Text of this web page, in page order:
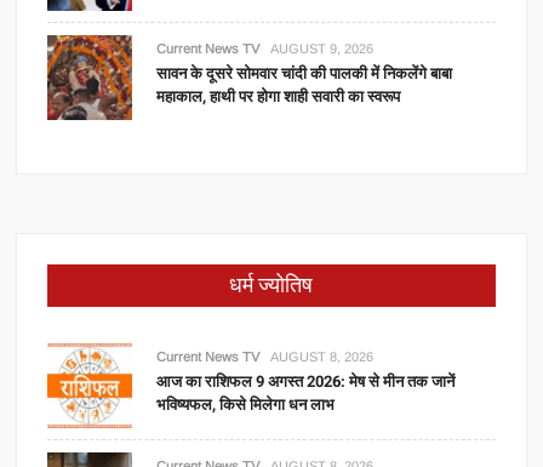
Current News TV AUGUST 9, 2026
सावन के दूसरे सोमवार चांदी की पालकी में निकलेंगे बाबा
महाकाल, हाथी पर होगा शाही सवारी का स्वरूप
धर्म ज्योतिष
Current News TV AUGUST 8, 2026
आज का राशिफल 9 अगस्त 2026: मेष से मीन तक जानें
भविष्यफल, किसे मिलेगा धन लाभ